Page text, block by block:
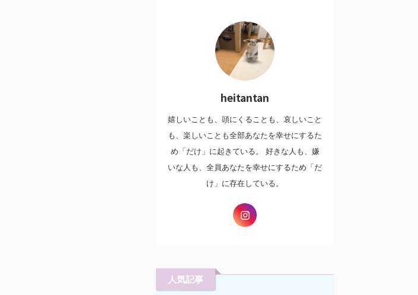
heitantan
嬉しいことも、頭にくることも、哀しいこと
も、楽しいことも全部あなたを幸せにするた
め「だけ」に起きている。 好きな人も、嫌
いな人も、全員あなたを幸せにするため「だ
け」に存在している。
人気記事